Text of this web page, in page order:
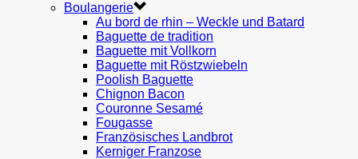
Boulangerie
Au bord de rhin – Weckle und Batard
Baguette de tradition
Baguette mit Vollkorn
Baguette mit Röstzwiebeln
Poolish Baguette
Chignon Bacon
Couronne Sesamé
Fougasse
Französisches Landbrot
Kerniger Franzose